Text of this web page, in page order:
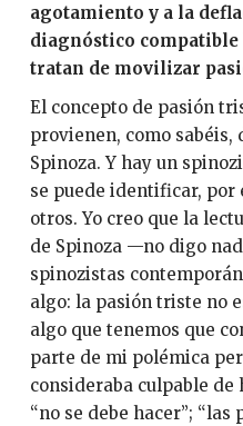
agotamiento y a la
diagnóstico
tratan de movilizar
El concepto de pasión
provienen, como sabéis,
Spinoza. Y hay un
se puede identificar, por
otros. Yo creo que la
de Spinoza —no digo
spinozistas
algo: la pasión triste no
algo que tenemos que
parte de mi polémica
consideraba culpable
“no se debe hacer”;